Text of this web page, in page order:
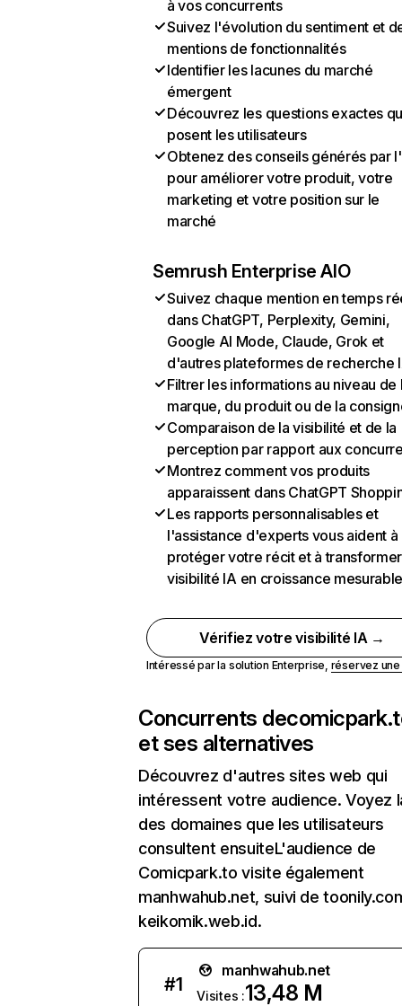
à vos concurrents
Suivez l'évolution du sentiment et
mentions de fonctionnalités
Identifier les lacunes du marché
émergent
Découvrez les questions exactes
posent les utilisateurs
Obtenez des conseils générés par
pour améliorer votre produit, votre
marketing et votre position sur le
marché
Semrush Enterprise AIO
Suivez chaque mention en temps
dans ChatGPT, Perplexity, Gemini,
Google AI Mode, Claude, Grok et
d'autres plateformes de recherche
Filtrer les informations au niveau de
marque, du produit ou de la
Comparaison de la visibilité et de la
perception par rapport aux
Montrez comment vos produits
apparaissent dans ChatGPT
Les rapports personnalisables et
l'assistance d'experts vous aident à
protéger votre récit et à
visibilité IA en croissance
Vérifiez votre visibilité IA →
Intéressé par la solution Enterprise, réservez
Concurrents de
et ses alternatives
Découvrez d'autres sites web qui
intéressent votre audience. Voyez
des domaines que les utilisateurs
consultent ensuiteL'audience de
Comicpark.to visite également
manhwahub.net, suivi de
keikomik.web.id.
#1
manhwahub.net
Visites :13,48 M